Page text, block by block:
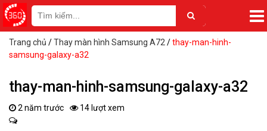
Trang chủ /Thay màn hình Samsung A72 /thay-man-hinh-
samsung-galaxy-a32
thay-man-hinh-samsung-galaxy-a32
2 năm trước 14 lượt xem